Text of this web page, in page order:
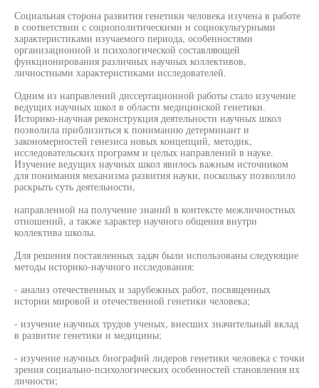
Социальная сторона развития генетики человека изучена в работе
в соответствии с социополитическими и социокультурными
характеристиками изучаемого периода, особенностями
организационной и психологической составляющей
функционирования различных научных коллективов,
личностными характеристиками исследователей.
Одним из направлений диссертационной работы стало изучение
ведущих научных школ в области медицинской генетики.
Историко-научная реконструкция деятельности научных школ
позволила приблизиться к пониманию детерминант и
закономерностей генезиса новых концепций, методик,
исследовательских программ и целых направлений в науке.
Изучение ведущих научных школ явилось важным источником
для понимания механизма развития науки, поскольку позволило
раскрыть суть деятельности,
направленной на получение знаний в контексте межличностных
отношений, а также характер научного общения внутри
коллектива школы.
Для решения поставленных задач были использованы следующие
методы историко-научного исследования:
- анализ отечественных и зарубежных работ, посвященных
истории мировой и отечественной генетики человека;
- изучение научных трудов ученых, внесших значительный вклад
в развитие генетики и медицины;
- изучение научных биографий лидеров генетики человека с точки
зрения социально-психологических особенностей становления их
личности;